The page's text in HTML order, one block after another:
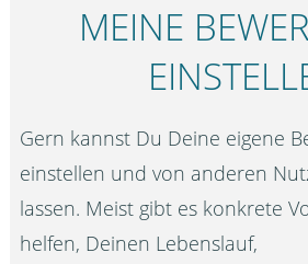
MEINE
Gern kannst Du Deine eigene
einstellen und von anderen
lassen. Meist gibt es konkrete
helfen, Deinen Lebenslauf,